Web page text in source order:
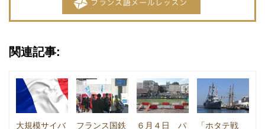
関連記事:
大規模サイバ
フランス国鉄
６月４日 パ
「ホタテ戦